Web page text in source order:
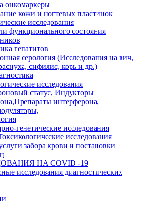
онкомаркеры
кожи и ногтевых пластинок
исследования
функционального состояния
гепатитов
серология (Исследования на вич,
сифилис, корь и др.)
исследования
статус, Индукторы
интерферона,
генетические исследования
исследования
забора крови и постановки
НА COVID -19
исследования диагностических